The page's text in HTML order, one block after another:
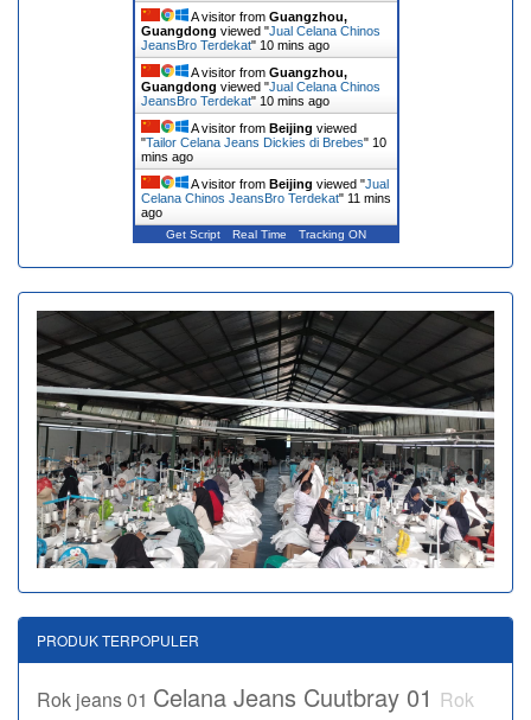
A visitor from Guangzhou,
Guangdong viewed "Jual Celana Chinos
JeansBro Terdekat" 10 mins ago
A visitor from Guangzhou,
Guangdong viewed "Jual Celana Chinos
JeansBro Terdekat" 10 mins ago
A visitor from Beijing viewed
"Tailor Celana Jeans Dickies di Brebes" 10
mins ago
A visitor from Beijing viewed "Jual
Celana Chinos JeansBro Terdekat" 11 mins
ago
Get Script Real Time Tracking ON
PRODUK TERPOPULER
Rok jeans 01 Celana Jeans Cuutbray 01 Rok